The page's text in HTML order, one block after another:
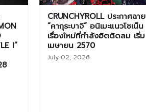
I”
CRUNCHYROLL ประกาศฉาย
“คากุระบาจิ” อนิเมะแนวโชเน็น
เรื่องใหม่ที่กำลังฮิตติดลม เริ่ม
เมษายน 2570
July 02, 2026